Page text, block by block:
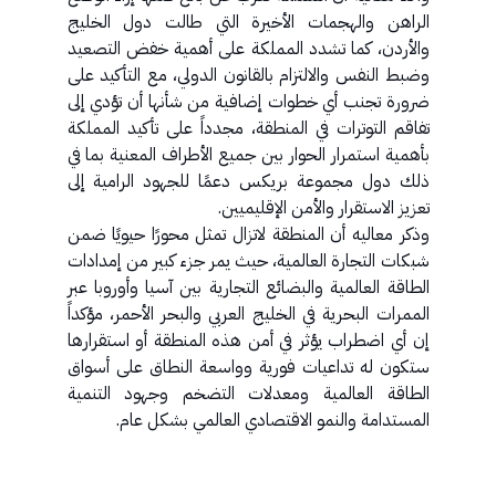
الراهن والهجمات الأخيرة التي طالت دول الخليج
والأردن، كما تشدد المملكة على أهمية خفض التصعيد
وضبط النفس والالتزام بالقانون الدولي، مع التأكيد على
ضرورة تجنب أي خطوات إضافية من شأنها أن تؤدي إلى
تفاقم التوترات في المنطقة، مجدداً على تأكيد المملكة
بأهمية استمرار الحوار بين جميع الأطراف المعنية بما في
ذلك دول مجموعة بريكس دعمًا للجهود الرامية إلى
تعزيز الاستقرار والأمن الإقليميين.
وذكر معاليه أن المنطقة لاتزال تمثل محورًا حيويًا ضمن
شبكات التجارة العالمية، حيث يمر جزء كبير من إمدادات
الطاقة العالمية والبضائع التجارية بين آسيا وأوروبا عبر
الممرات البحرية في الخليج العربي والبحر الأحمر، مؤكداً
إن أي اضطراب يؤثر في أمن هذه المنطقة أو استقرارها
ستكون له تداعيات فورية وواسعة النطاق على أسواق
الطاقة العالمية ومعدلات التضخم وجهود التنمية
المستدامة والنمو الاقتصادي العالمي بشكل عام.